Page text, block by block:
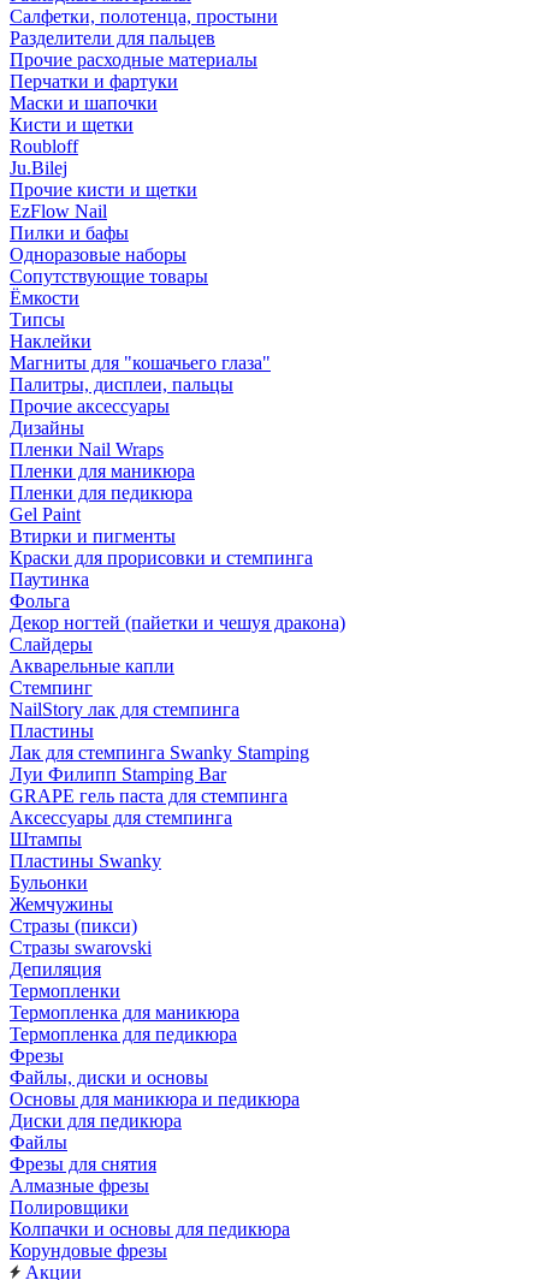
Салфетки, полотенца, простыни
Разделители для пальцев
Прочие расходные материалы
Перчатки и фартуки
Маски и шапочки
Кисти и щетки
Roubloff
Ju.Bilej
Прочие кисти и щетки
EzFlow Nail
Пилки и бафы
Одноразовые наборы
Сопутствующие товары
Ёмкости
Типсы
Наклейки
Магниты для "кошачьего глаза"
Палитры, дисплеи, пальцы
Прочие аксессуары
Дизайны
Пленки Nail Wraps
Пленки для маникюра
Пленки для педикюра
Gel Paint
Втирки и пигменты
Краски для прорисовки и стемпинга
Паутинка
Фольга
Декор ногтей (пайетки и чешуя дракона)
Слайдеры
Акварельные капли
Стемпинг
NailStory лак для стемпинга
Пластины
Лак для стемпинга Swanky Stamping
Луи Филипп Stamping Bar
GRAPE гель паста для стемпинга
Аксессуары для стемпинга
Штампы
Пластины Swanky
Бульонки
Жемчужины
Стразы (пикси)
Cтразы swarovski
Депиляция
Термопленки
Термопленка для маникюра
Термопленка для педикюра
Фрезы
Файлы, диски и основы
Основы для маникюра и педикюра
Диски для педикюра
Файлы
Фрезы для снятия
Алмазные фрезы
Полировщики
Колпачки и основы для педикюра
Корундовые фрезы
Акции